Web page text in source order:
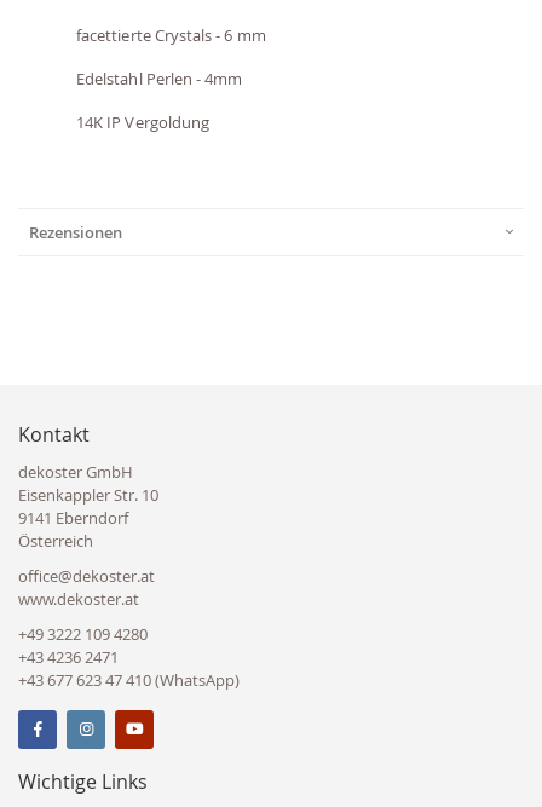
facettierte Crystals - 6 mm
Edelstahl Perlen - 4mm
14K IP Vergoldung
Rezensionen
Kontakt
dekoster GmbH
Eisenkappler Str. 10
9141 Eberndorf
Österreich
office@dekoster.at
www.dekoster.at
+49 3222 109 4280
+43 4236 2471
+43 677 623 47 410 (WhatsApp)
Wichtige Links